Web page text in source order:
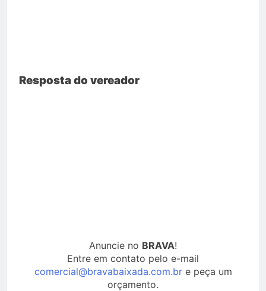
Resposta do vereador
Anuncie no BRAVA!
Entre em contato pelo e-mail
comercial@bravabaixada.com.bre peça um
orçamento.